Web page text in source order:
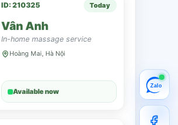
ID: 210325 Today
Vân Anh
In-home massage service
Hoàng Mai, Hà Nội
Available now
Zalo